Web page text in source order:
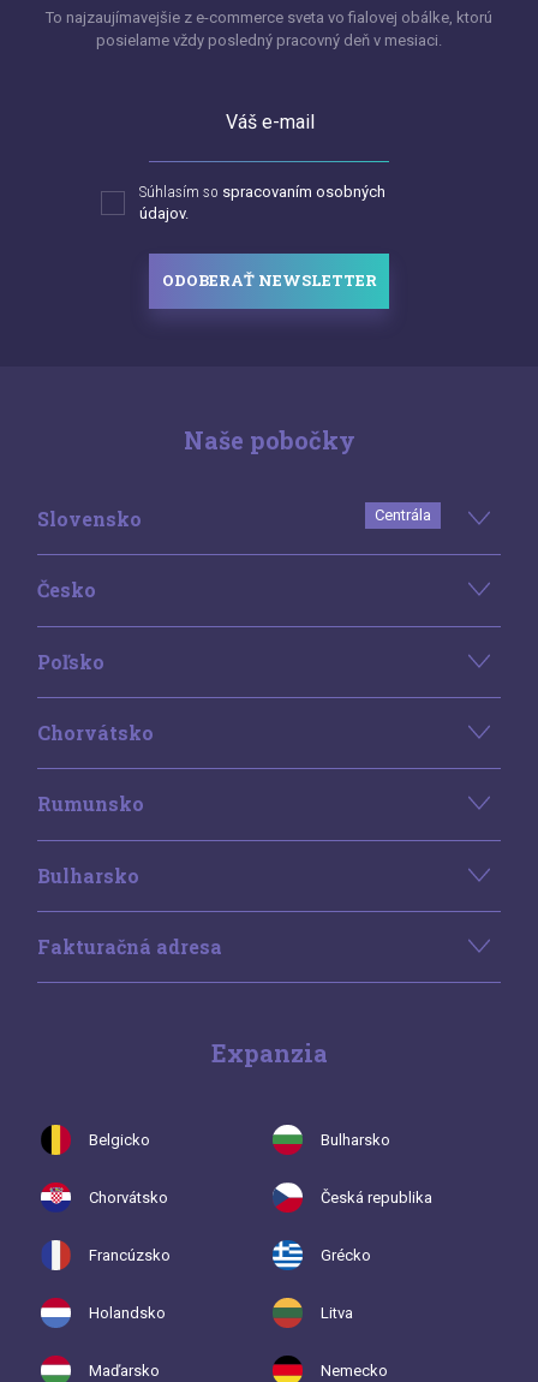
To najzaujímavejšie z e-commerce sveta vo fialovej obálke, ktorú
posielame vždy posledný pracovný deň v mesiaci.
Váš e-mail
Súhlasím so spracovaním osobných
údajov.
ODOBERAŤ NEWSLETTER
Naše pobočky
Slovensko Centrála
Česko
Poľsko
Chorvátsko
Rumunsko
Bulharsko
Fakturačná adresa
Expanzia
Belgicko Bulharsko
Chorvátsko Česká republika
Francúzsko Grécko
Holandsko Litva
Maďarsko Nemecko